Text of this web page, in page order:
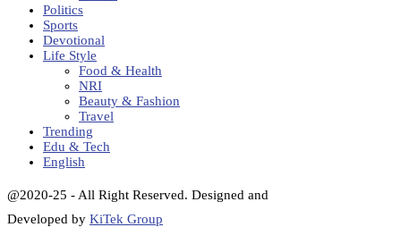
Politics
Sports
Devotional
Life Style
Food & Health
NRI
Beauty & Fashion
Travel
Trending
Edu & Tech
English
@2020-25 - All Right Reserved. Designed and
Developed by KiTek Group